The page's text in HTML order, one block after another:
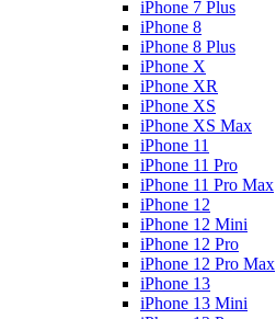
iPhone 7 Plus
iPhone 8
iPhone 8 Plus
iPhone X
iPhone XR
iPhone XS
iPhone XS Max
iPhone 11
iPhone 11 Pro
iPhone 11 Pro Max
iPhone 12
iPhone 12 Mini
iPhone 12 Pro
iPhone 12 Pro Max
iPhone 13
iPhone 13 Mini